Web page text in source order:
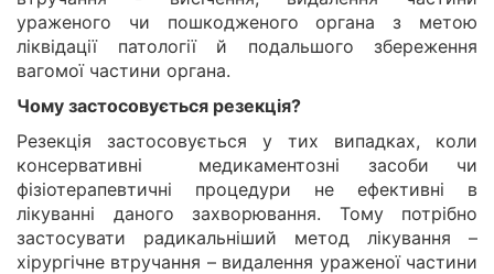
ураженого чи пошкодженого органа з метою
ліквідації патології й подальшого збереження
вагомої частини органа.
Чому застосовується резекція?
Резекція застосовується у тих випадках, коли
консервативні медикаментозні засоби чи
фізіотерапевтичні процедури не ефективні в
лікуванні даного захворювання. Тому потрібно
застосувати радикальніший метод лікування –
хірургічне втручання – видалення ураженої частини